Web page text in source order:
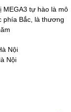
MEGA3 tự hào là mô
phía Bắc, là thương
Nội
Nội